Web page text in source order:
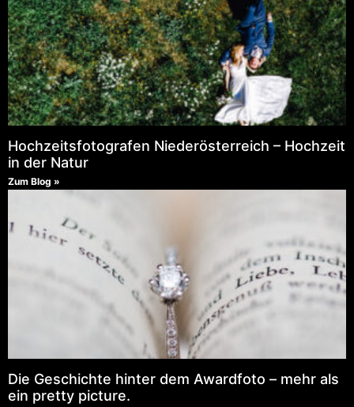
Hochzeitsfotografen Niederösterreich – Hochzeit
in der Natur
Zum Blog »
Die Geschichte hinter dem Awardfoto – mehr als
ein pretty picture.